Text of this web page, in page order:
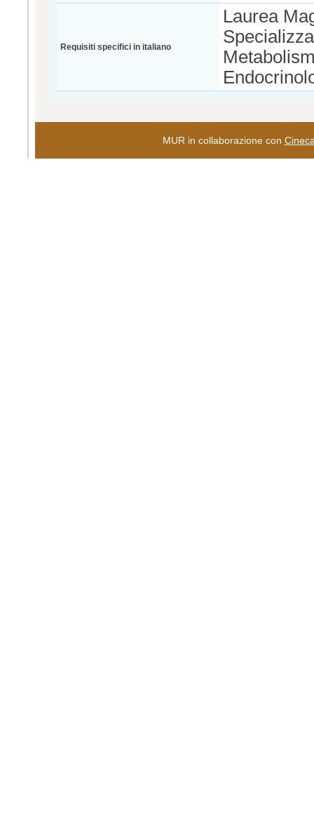
Requisiti specifici in italiano
Laurea
MUR in collaborazione con